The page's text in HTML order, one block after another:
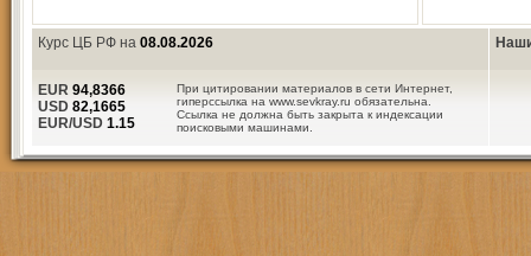
Курс ЦБ РФ на 08.08.2026
При цитировании материалов в сети Интернет,
гиперссылка на www.sevkray.ru обязательна.
Ссылка не должна быть закрыта к индексации
поисковыми машинами.
EUR 94,8366
USD 82,1665
EUR/USD 1.15